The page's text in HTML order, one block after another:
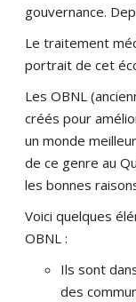
gouvernance.
Le traitement
portrait de cet
Les OBNL
créés pour
un monde
de ce genre au
les bonnes
Voici quelques
OBNL :
Ils sont
des